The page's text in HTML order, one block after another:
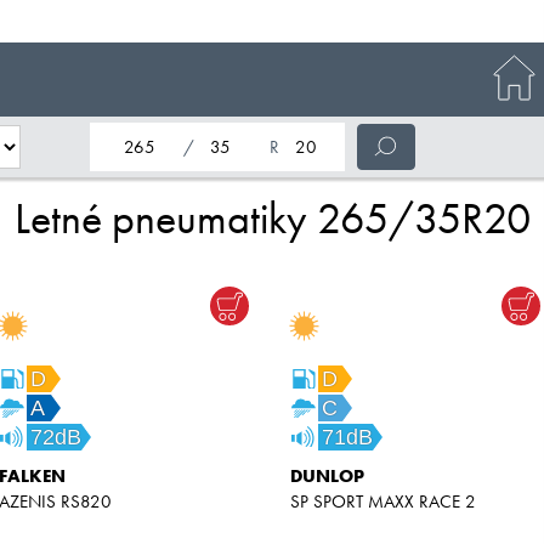
nominálna šírka pneumatiky
profil pneumatikynominálny priemer pneumatiky
Letné pneumatiky 265/35R20
D
A
72dB
FALKEN
AZENIS RS820
D
C
71dB
DUNLOP
SP SPORT MAXX RACE 2